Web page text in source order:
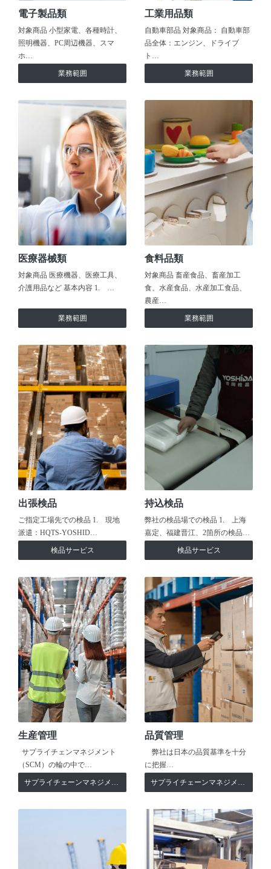
電子製品類
対象商品 小型家電、各種時計、
照明機器、PC周辺機器、スマ
ホ…
業務範囲
工業用品類
自動車部品 対象商品： 自動車部
品全体：エンジン、ドライブ
ト…
業務範囲
医療器械類
対象商品 医療機器、医療工具、
介護用品など 基本内容 1. …
業務範囲
食料品類
対象商品 畜産食品、畜産加工
食、水産食品、水産加工食品、
農産…
業務範囲
出張検品
ご指定工場先での検品 1. 現地
派遣：HQTS-YOSHID…
検品サービス
持込検品
弊社の検品場での検品 1. 上海
嘉定、福建晋江、2箇所の検品…
検品サービス
生産管理
サプライチェンマネジメント
（SCM）の輪の中で…
サプライチェーンマネジメント
品質管理
弊社は日本の品質基準を十分
に把握…
サプライチェーンマネジメント